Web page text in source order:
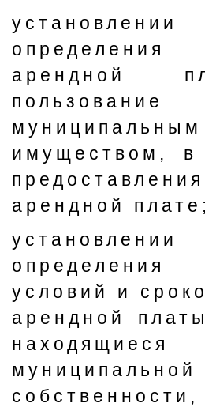
арендной
пользование
муниципальным
имуществом, в
арендной плате;
условий и
арендной
муниципальной
собственности,